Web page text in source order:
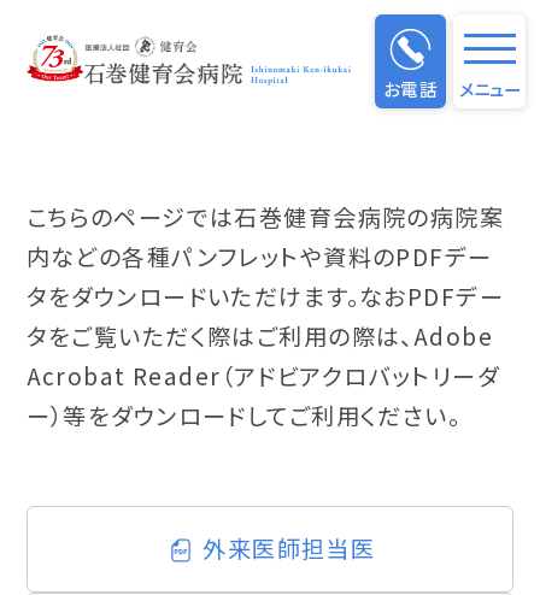
お電話 メニュー
資料ダウンロード
こちらのページでは石巻健育会病院の病院案
内などの各種パンフレットや資料のPDFデー
タをダウンロードいただけます。なおPDFデー
タをご覧いただく際はご利用の際は、Adobe
Acrobat Reader（アドビアクロバットリーダ
ー）等をダウンロードしてご利用ください。
外来医師担当医